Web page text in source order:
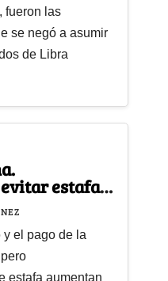
fueron las
se negó a asumir
de Libra
estafas
y el pago de la
estafa aumentan